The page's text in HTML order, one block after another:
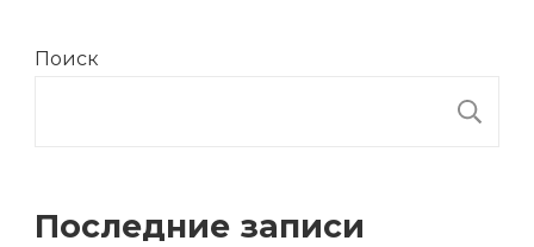
Поиск
Последние записи